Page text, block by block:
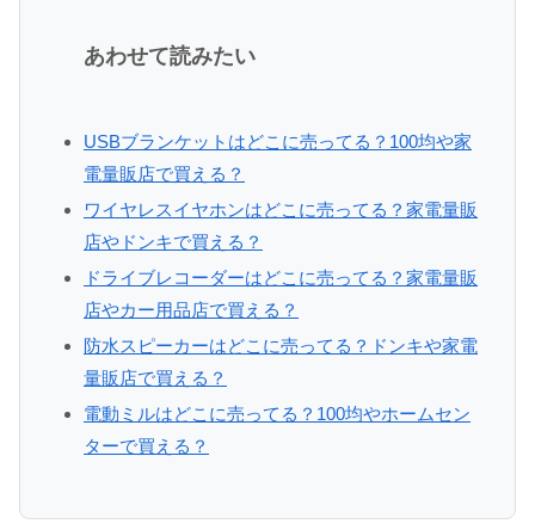
あわせて読みたい
USBブランケットはどこに売ってる？100均や家
電量販店で買える？
ワイヤレスイヤホンはどこに売ってる？家電量販
店やドンキで買える？
ドライブレコーダーはどこに売ってる？家電量販
店やカー用品店で買える？
防水スピーカーはどこに売ってる？ドンキや家電
量販店で買える？
電動ミルはどこに売ってる？100均やホームセン
ターで買える？